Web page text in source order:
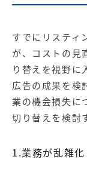
すでにリスティ
が、コストの見
り替えを視野に
広告の成果を検
業の機会損失に
切り替えを検討
1.業務が乱雑